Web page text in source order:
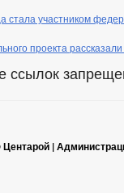
стала участником
проекта
ссылок
Центарой |